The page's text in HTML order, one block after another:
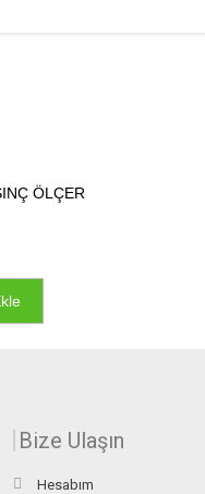
ÖLÇER
Bize Ulaşın
Hesabım